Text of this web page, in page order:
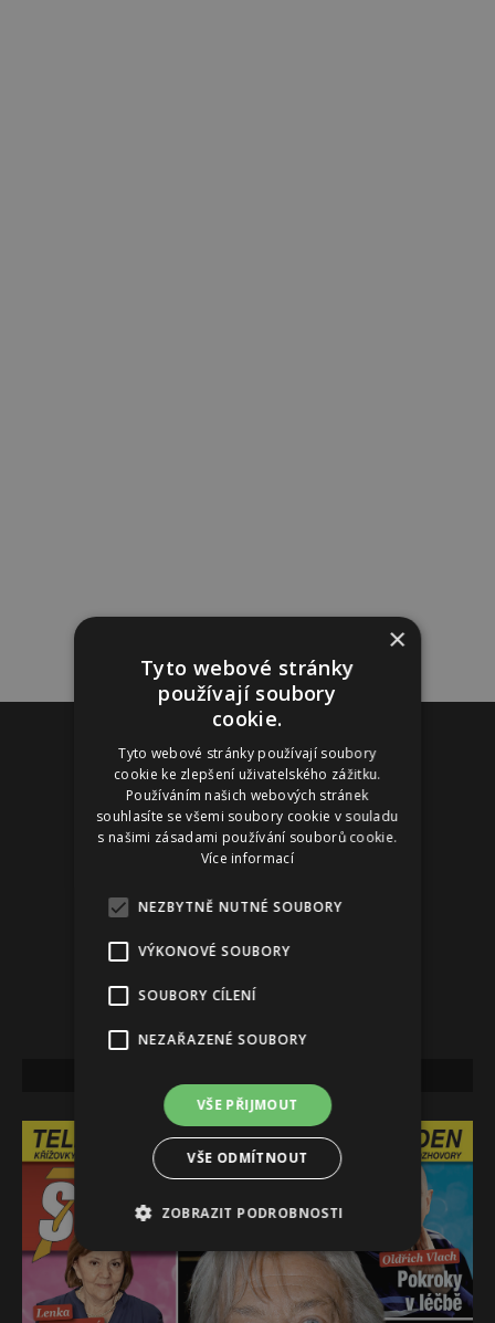
Reklama
×
Tyto webové stránky
používají soubory
cookie.
Tyto webové stránky používají soubory
cookie ke zlepšení uživatelského zážitku.
Používáním našich webových stránek
souhlasíte se všemi soubory cookie v souladu
s našimi zásadami používání souborů cookie.
Více informací
NEZBYTNĚ NUTNÉ SOUBORY
VÝKONOVÉ SOUBORY
SOUBORY CÍLENÍ
NEZAŘAZENÉ SOUBORY
VŠE PŘIJMOUT
VŠE ODMÍTNOUT
ZOBRAZIT PODROBNOSTI